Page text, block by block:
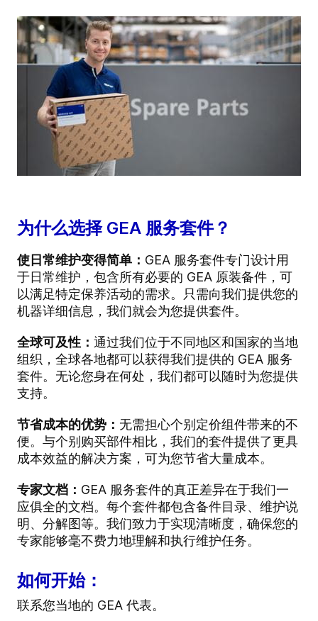
为什么选择 GEA 服务套件？
使日常维护变得简单： GEA 服务套件专门设计用
于日常维护，包含所有必要的 GEA 原装备件，可
以满足特定保养活动的需求。只需向我们提供您的
机器详细信息，我们就会为您提供套件。
全球可及性： 通过我们位于不同地区和国家的当地
组织，全球各地都可以获得我们提供的 GEA 服务
套件。无论您身在何处，我们都可以随时为您提供
支持。
节省成本的优势： 无需担心个别定价组件带来的不
便。与个别购买部件相比，我们的套件提供了更具
成本效益的解决方案，可为您节省大量成本。
专家文档： GEA 服务套件的真正差异在于我们一
应俱全的文档。每个套件都包含备件目录、维护说
明、分解图等。我们致力于实现清晰度，确保您的
专家能够毫不费力地理解和执行维护任务。
如何开始：
联系您当地的 GEA 代表。